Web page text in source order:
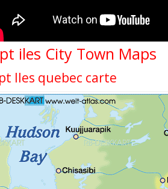
iles City Town Maps
Iles quebec carte